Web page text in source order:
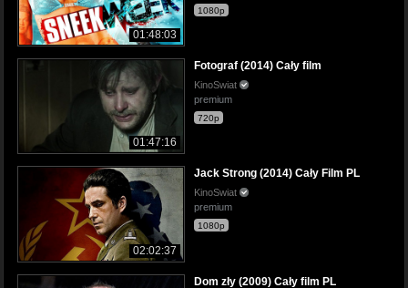
01:48:03
1080p
01:47:16
Fotograf (2014) Cały film
KinoSwiat
premium
720p
02:02:37
Jack Strong (2014) Cały Film PL
KinoSwiat
premium
1080p
Dom zły (2009) Cały film PL